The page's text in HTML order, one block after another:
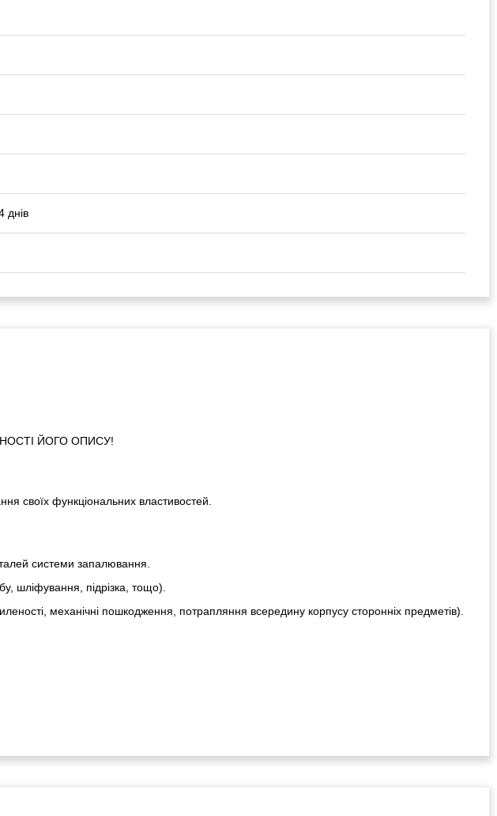
днів
ЙОГО ОПИСУ!
своїх функціональних властивостей.
системи запалювання.
шліфування, підрізка, тощо).
механічні пошкодження, потрапляння всередину корпусу сторонніх предметів).